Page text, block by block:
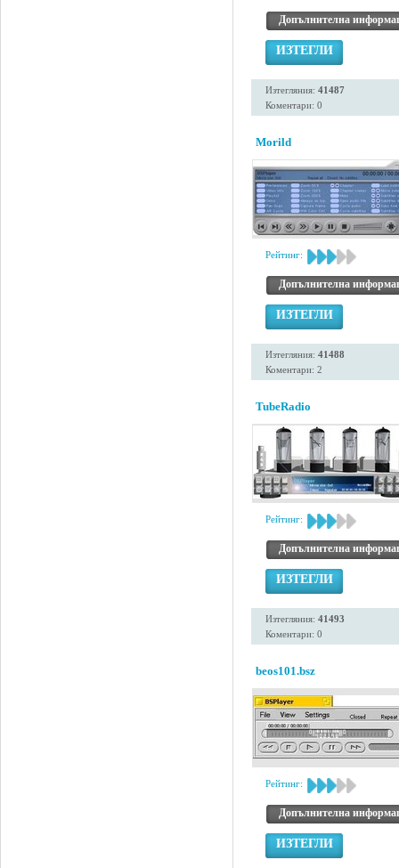
Допълнителна
ИЗТЕГЛИ
Изтегляния: 41487
Коментари: 0
Morild
Рейтинг:
Допълнителна
ИЗТЕГЛИ
Изтегляния: 41488
Коментари: 2
TubeRadio
Рейтинг:
Допълнителна
ИЗТЕГЛИ
Изтегляния: 41493
Коментари: 0
beos101.bsz
Рейтинг:
Допълнителна
ИЗТЕГЛИ